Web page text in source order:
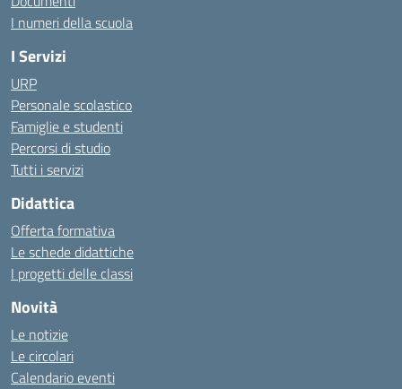
I numeri della scuola
I Servizi
URP
Personale scolastico
Famiglie e studenti
Percorsi di studio
Tutti i servizi
Didattica
Offerta formativa
Le schede didattiche
I progetti delle classi
Novità
Le notizie
Le circolari
Calendario eventi